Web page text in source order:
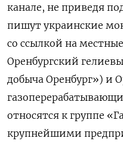
канале, не приведя
пишут украинские
со ссылкой на
Оренбургский
добыча Оренбург») и
относятся к группе
крупнейшими